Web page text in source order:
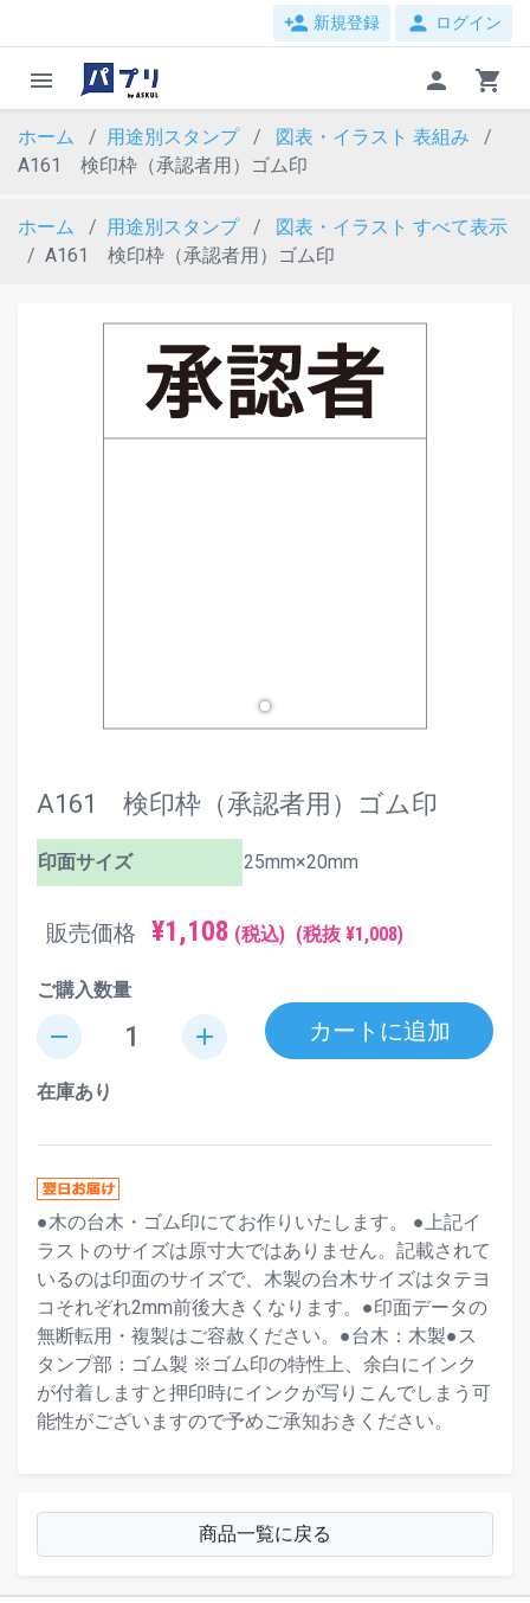
person_add 新規登録 person ログイン
menu person shopping_cart
ホーム 用途別スタンプ 図表・イラスト 表組み
A161 検印枠（承認者用）ゴム印
ホーム 用途別スタンプ 図表・イラスト すべて表示
A161 検印枠（承認者用）ゴム印
A161 検印枠（承認者用）ゴム印
印面サイズ 25mm×20mm
販売価格 ¥1,108 (税込) (税抜 ¥1,008)
ご購入数量
remove add カートに追加
在庫あり
●木の台木・ゴム印にてお作りいたします。 ●上記イ
ラストのサイズは原寸大ではありません。記載されて
いるのは印面のサイズで、木製の台木サイズはタテヨ
コそれぞれ2mm前後大きくなります。●印面データの
無断転用・複製はご容赦ください。●台木：木製●ス
タンプ部：ゴム製 ※ゴム印の特性上、余白にインク
が付着しますと押印時にインクが写りこんでしまう可
能性がございますので予めご承知おきください。
商品一覧に戻る